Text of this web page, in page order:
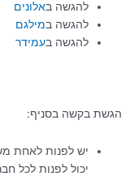
להגשה באלונים
להגשה במילגם
להגשה בעמידר
הגשת בקשה בסניף:
יש לפנות לאחת
יכול לפנות לכל